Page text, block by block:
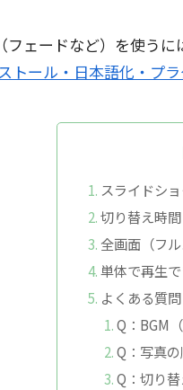
ェードなど）を使う
トール・日本語化・プ
スライドシ
切り替え時
全画面（フ
単体で再生
よくある質問
Q：BGM
Q：写真
Q：切り